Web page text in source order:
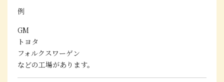
例
GM
トヨタ
フォルクスワーゲン
などの工場があります。